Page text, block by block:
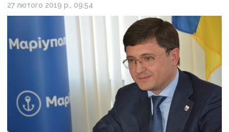
27 лютого 2019 р., 09:54